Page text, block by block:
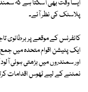
ایسا وقت بھی آسکتا ہے کہ
پلاسٹک کی نظر آئے۔
کانفرنس کے موقعے پر برطانوی
ایک پٹیشن اقوام متحدہ میں
اور سمندروں میں بڑھتی ہوئی
نمٹنے کے لیے ٹھوس اقدامات